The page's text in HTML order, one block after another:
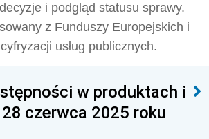
i podgląd statusu sprawy.
z Funduszy Europejskich i
usług publicznych.
w produktach i
28 czerwca 2025 roku